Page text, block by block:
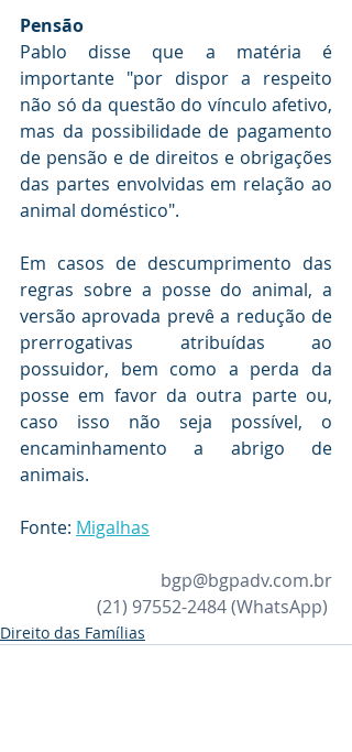
Pensão
Pablo disse que a matéria é
importante "por dispor a respeito
não só da questão do vínculo afetivo,
mas da possibilidade de pagamento
de pensão e de direitos e obrigações
das partes envolvidas em relação ao
animal doméstico".
Em casos de descumprimento das
regras sobre a posse do animal, a
versão aprovada prevê a redução de
prerrogativas atribuídas ao
possuidor, bem como a perda da
posse em favor da outra parte ou,
caso isso não seja possível, o
encaminhamento a abrigo de
animais.
Fonte: Migalhas
bgp@bgpadv.com.br
(21) 97552-2484 (WhatsApp)
Direito das Famílias